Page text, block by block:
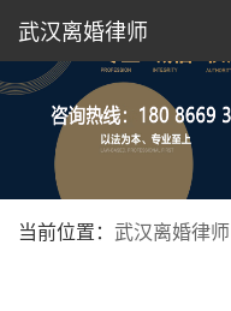
武汉离婚律师
当前位置： 武汉离婚律师